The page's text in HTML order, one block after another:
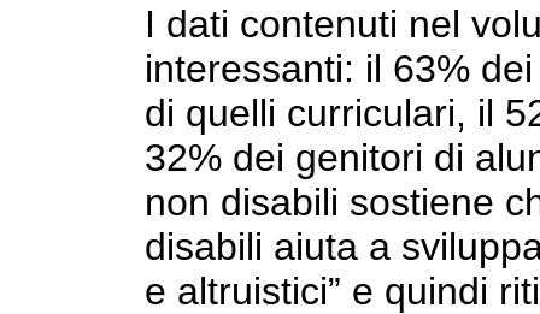
I dati contenuti nel
interessanti: il 63%
di quelli curriculari, il
32% dei genitori di
non disabili sostiene
disabili aiuta a
e altruistici” e quindi